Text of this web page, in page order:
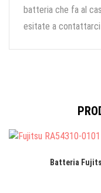
batteria che fa al
esitate a
Batteria